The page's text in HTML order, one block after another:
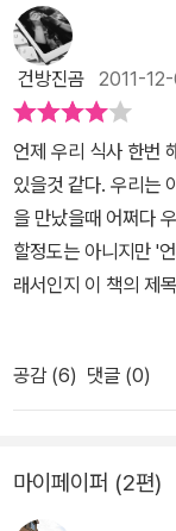
건방진곰 2011-
언제 우리 식사 한번
있을것 같다. 우리는
을 만났을때 어쩌다
할정도는 아니지만 '
래서인지 이 책의 제
으면서 읽어본다. 맛
었던 기억을 생각해
해 밥을 짓는 여자이
에서의 낯섦과 외로
좋아하는 요리를 한
공감 (6) 댓글 (0)
마이페이퍼 (2편)